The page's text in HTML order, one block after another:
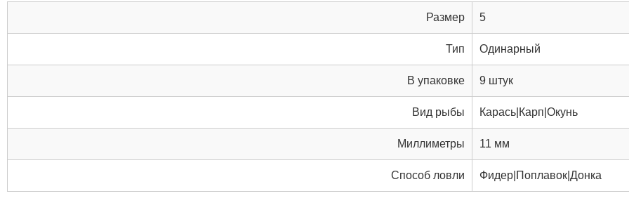
Размер 5
Тип Одинарный
В упаковке 9 штук
Вид рыбы Карась|Карп|Окунь
Миллиметры 11 мм
Способ ловли Фидер|Поплавок|Донка